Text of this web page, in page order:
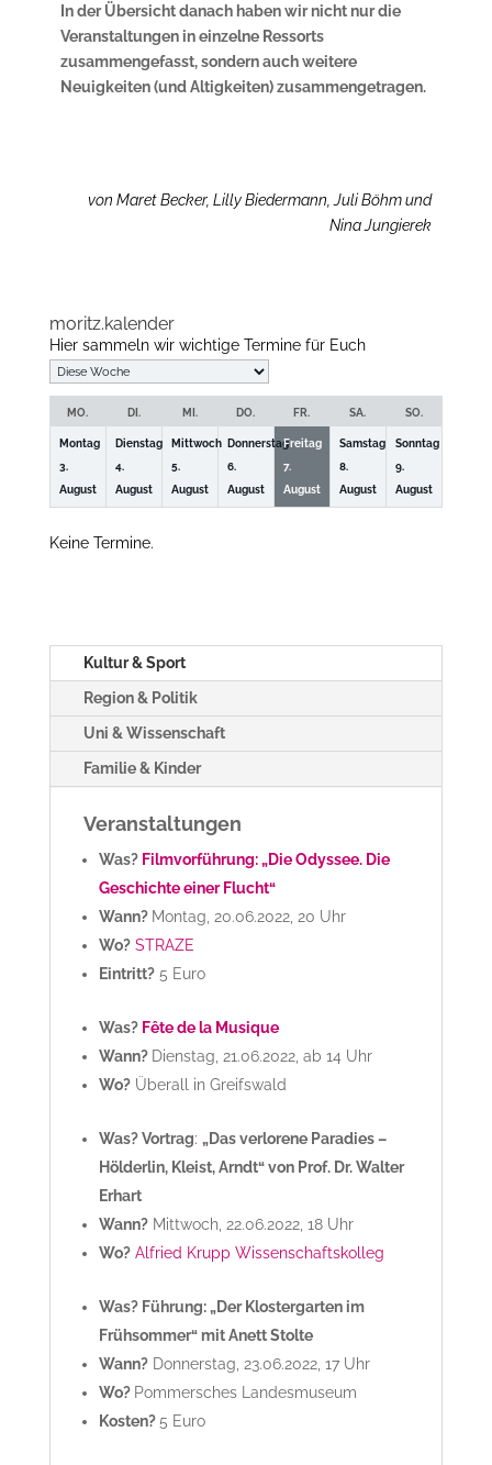
In der Übersicht danach haben wir nicht nur die
Veranstaltungen in einzelne Ressorts
zusammengefasst, sondern auch weitere
Neuigkeiten (und Altigkeiten) zusammengetragen.
von Maret Becker, Lilly Biedermann, Juli Böhm und
Nina Jungierek
moritz.kalender
Hier sammeln wir wichtige Termine für Euch
Auswahl
der
Woche
MO. DI. MI. DO. FR. SA. SO.
Montag
3.
August
Dienstag
4.
August
Mittwoch
5.
August
Donnerstag
6.
August
Freitag
7.
August
Samstag
8.
August
Sonntag
9.
August
Keine Termine.
Kultur & Sport
Region & Politik
Uni & Wissenschaft
Familie & Kinder
Veranstaltungen
Was? Filmvorführung: „Die Odyssee. Die
Geschichte einer Flucht“
Wann? Montag, 20.06.2022, 20 Uhr
Wo? STRAZE
Eintritt?5 Euro
Was? Fête de la Musique
Wann? Dienstag, 21.06.2022, ab 14 Uhr
Wo?Überall in Greifswald
Was?Vortrag: „Das verlorene Paradies –
Hölderlin, Kleist, Arndt“ von Prof. Dr. Walter
Erhart
Wann?Mittwoch, 22.06.2022, 18 Uhr
Wo? Alfried Krupp Wissenschaftskolleg
Was? Führung: „Der Klostergarten im
Frühsommer“ mit Anett Stolte
Wann?Donnerstag, 23.06.2022, 17 Uhr
Wo? Pommersches Landesmuseum
Kosten?5 Euro